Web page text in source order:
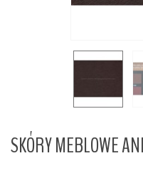
SKÓRY MEBLOWE